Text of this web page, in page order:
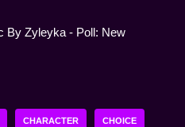
CHARACTER CHOICE